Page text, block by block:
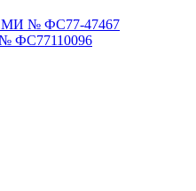
СМИ № ФС77-47467
ФС77110096